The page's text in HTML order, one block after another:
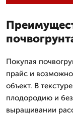
Покупая
прайс и
объект. В
плодородию и
выращивании